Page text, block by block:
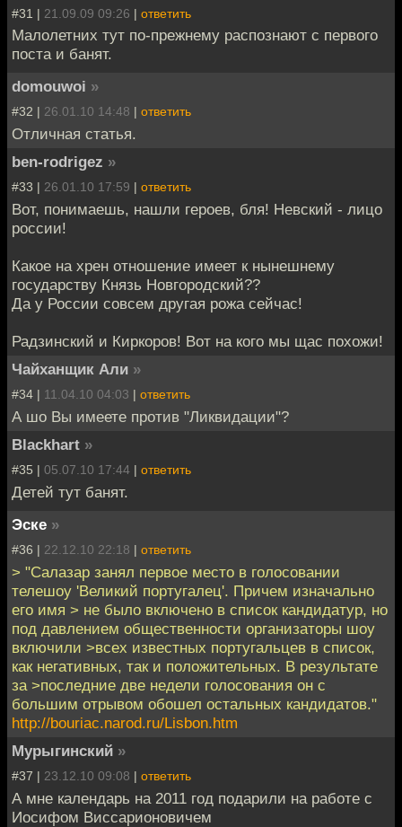
#31 | 21.09.09 09:26 | ответить
Малолетних тут по-прежнему распознают с первого
поста и банят.
domouwoi »
#32 | 26.01.10 14:48 | ответить
Отличная статья.
ben-rodrigez »
#33 | 26.01.10 17:59 | ответить
Вот, понимаешь, нашли героев, бля! Невский - лицо
россии!
Какое на хрен отношение имеет к нынешнему
государству Князь Новгородский??
Да у России совсем другая рожа сейчас!
Радзинский и Киркоров! Вот на кого мы щас похожи!
Чайханщик Али »
#34 | 11.04.10 04:03 | ответить
А шо Вы имеете против "Ликвидации"?
Blackhart »
#35 | 05.07.10 17:44 | ответить
Детей тут банят.
Эске »
#36 | 22.12.10 22:18 | ответить
> "Салазар занял первое место в голосовании
телешоу 'Великий португалец'. Причем изначально
его имя > не было включено в список кандидатур, но
под давлением общественности организаторы шоу
включили >всех известных португальцев в список,
как негативных, так и положительных. В результате
за >последние две недели голосования он с
большим отрывом обошел остальных кандидатов."
http://bouriac.narod.ru/Lisbon.htm
Мурыгинский »
#37 | 23.12.10 09:08 | ответить
А мне календарь на 2011 год подарили на работе с
Иосифом Виссарионовичем